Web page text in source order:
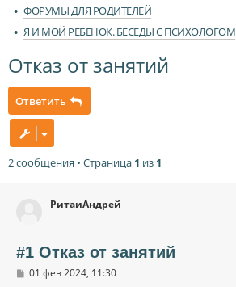
ФОРУМЫ ДЛЯ РОДИТЕЛЕЙ
Я И МОЙ РЕБЕНОК. БЕСЕДЫ С ПСИХОЛОГОМ
Отказ от занятий
Ответить
2 сообщения • Страница 1 из 1
РитаиАндрей
#1 Отказ от занятий
С01 фев 2024, 11:30